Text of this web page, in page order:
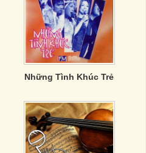
Những Tình Khúc Trẻ